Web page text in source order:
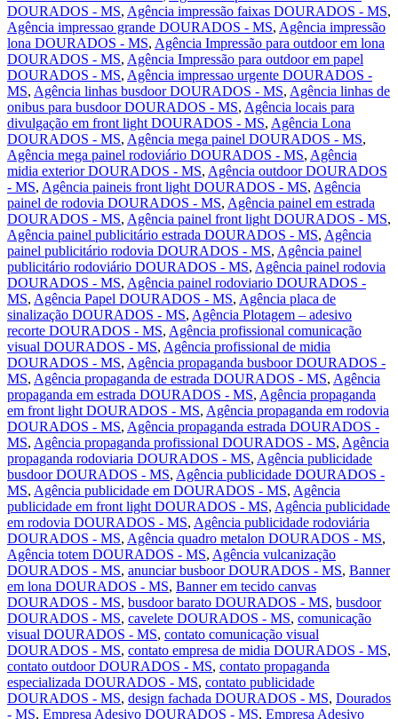
DOURADOS - MS, Agência impressão faixas DOURADOS - MS,
Agência impressao grande DOURADOS - MS, Agência impressão
lona DOURADOS - MS, Agência Impressão para outdoor em lona
DOURADOS - MS, Agência Impressão para outdoor em papel
DOURADOS - MS, Agência impressao urgente DOURADOS -
MS, Agência linhas busdoor DOURADOS - MS, Agência linhas de
onibus para busdoor DOURADOS - MS, Agência locais para
divulgação em front light DOURADOS - MS, Agência Lona
DOURADOS - MS, Agência mega painel DOURADOS - MS,
Agência mega painel rodoviário DOURADOS - MS, Agência
midia exterior DOURADOS - MS, Agência outdoor DOURADOS
- MS, Agência paineis front light DOURADOS - MS, Agência
painel de rodovia DOURADOS - MS, Agência painel em estrada
DOURADOS - MS, Agência painel front light DOURADOS - MS,
Agência painel publicitário estrada DOURADOS - MS, Agência
painel publicitário rodovia DOURADOS - MS, Agência painel
publicitário rodoviário DOURADOS - MS, Agência painel rodovia
DOURADOS - MS, Agência painel rodoviario DOURADOS -
MS, Agência Papel DOURADOS - MS, Agência placa de
sinalização DOURADOS - MS, Agência Plotagem – adesivo
recorte DOURADOS - MS, Agência profissional comunicação
visual DOURADOS - MS, Agência profissional de midia
DOURADOS - MS, Agência propaganda busboor DOURADOS -
MS, Agência propaganda de estrada DOURADOS - MS, Agência
propaganda em estrada DOURADOS - MS, Agência propaganda
em front light DOURADOS - MS, Agência propaganda em rodovia
DOURADOS - MS, Agência propaganda estrada DOURADOS -
MS, Agência propaganda profissional DOURADOS - MS, Agência
propaganda rodoviaria DOURADOS - MS, Agência publicidade
busdoor DOURADOS - MS, Agência publicidade DOURADOS -
MS, Agência publicidade em DOURADOS - MS, Agência
publicidade em front light DOURADOS - MS, Agência publicidade
em rodovia DOURADOS - MS, Agência publicidade rodoviária
DOURADOS - MS, Agência quadro metalon DOURADOS - MS,
Agência totem DOURADOS - MS, Agência vulcanização
DOURADOS - MS, anunciar busboor DOURADOS - MS, Banner
em lona DOURADOS - MS, Banner em tecido canvas
DOURADOS - MS, busdoor barato DOURADOS - MS, busdoor
DOURADOS - MS, cavelete DOURADOS - MS, comunicação
visual DOURADOS - MS, contato comunicação visual
DOURADOS - MS, contato empresa de midia DOURADOS - MS,
contato outdoor DOURADOS - MS, contato propaganda
especializada DOURADOS - MS, contato publicidade
DOURADOS - MS, design fachada DOURADOS - MS, Dourados
- MS, Empresa Adesivo DOURADOS - MS, Empresa Adesivo